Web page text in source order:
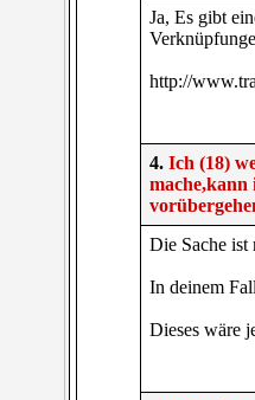
Ja, Es gibt
http://
4. Ich (18)
mache,kann
Die Sache ist
In deinem
Dieses wäre